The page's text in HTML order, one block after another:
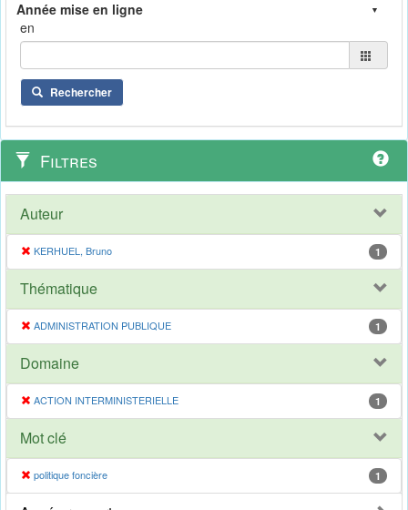
en
Rechercher
Filtres
Auteur
KERHUEL, Bruno 1
Thématique
ADMINISTRATION PUBLIQUE 1
Domaine
ACTION INTERMINISTERIELLE 1
Mot clé
politique foncière 1